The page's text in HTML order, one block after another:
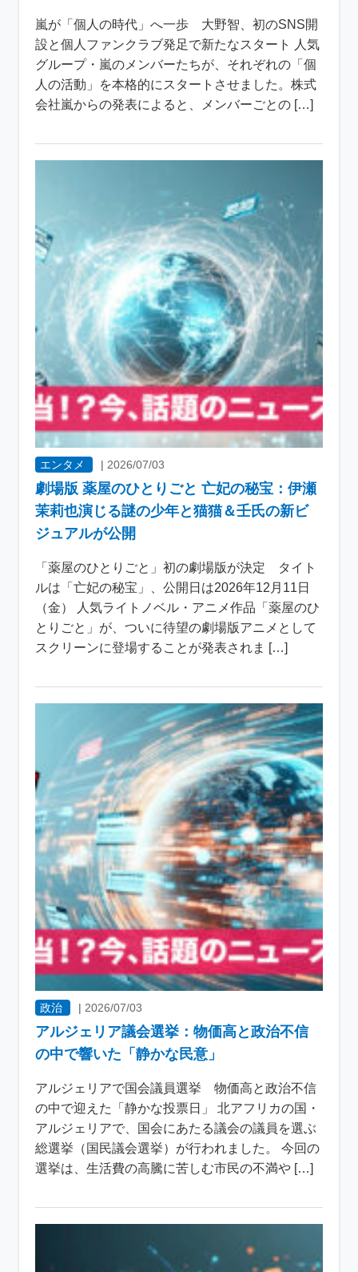
嵐が「個人の時代」へ一歩 大野智、初のSNS開
設と個人ファンクラブ発足で新たなスタート 人気
グループ・嵐のメンバーたちが、それぞれの「個
人の活動」を本格的にスタートさせました。株式
会社嵐からの発表によると、メンバーごとの […]
エンタメ |2026/07/03
劇場版 薬屋のひとりごと 亡妃の秘宝：伊瀬
茉莉也演じる謎の少年と猫猫＆壬氏の新ビ
ジュアルが公開
「薬屋のひとりごと」初の劇場版が決定 タイト
ルは「亡妃の秘宝」、公開日は2026年12月11日
（金） 人気ライトノベル・アニメ作品「薬屋のひ
とりごと」が、ついに待望の劇場版アニメとして
スクリーンに登場することが発表されま […]
政治 |2026/07/03
アルジェリア議会選挙：物価高と政治不信
の中で響いた「静かな民意」
アルジェリアで国会議員選挙 物価高と政治不信
の中で迎えた「静かな投票日」 北アフリカの国・
アルジェリアで、国会にあたる議会の議員を選ぶ
総選挙（国民議会選挙）が行われました。 今回の
選挙は、生活費の高騰に苦しむ市民の不満や […]